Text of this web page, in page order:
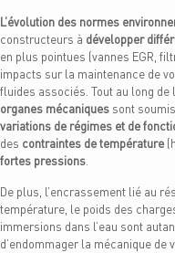
L’évolution des normes
constructeurs à développer
en plus pointues (vannes EGR,
impacts sur la maintenance de
fluides associés. Tout au long
organes mécaniques sont
variations de régimes et de
des contraintes de température
fortes pressions.
De plus, l’encrassement lié au
température, le poids des
immersions dans l’eau sont
d’endommager la mécanique